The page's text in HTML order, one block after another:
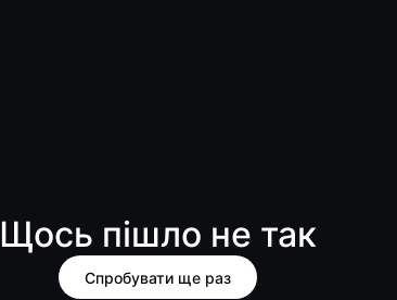
Щось пішло не так
Спробувати ще раз